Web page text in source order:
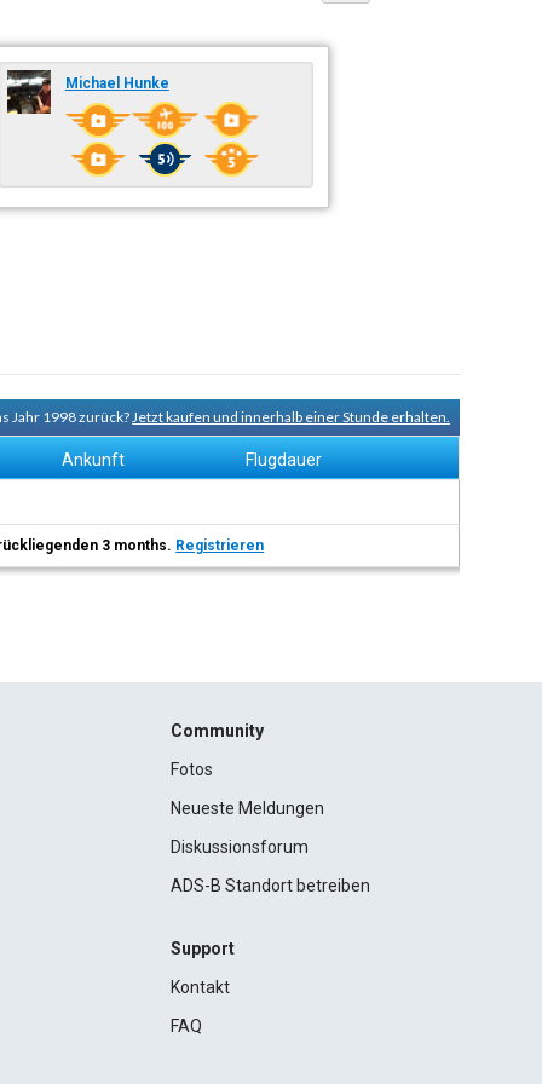
Michael Hunke
Jahr 1998 zurück?Jetzt kaufen und innerhalb einer Stunde erhalten.
Ankunft Flugdauer
3 months. Registrieren
Community
Fotos
Neueste Meldungen
Diskussionsforum
ADS-B Standort betreiben
Support
Kontakt
FAQ